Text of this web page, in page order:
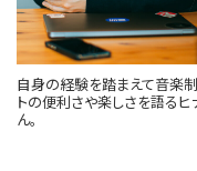
自身の経験を踏まえて音楽
トの便利さや楽しさを語るヒ
ん。